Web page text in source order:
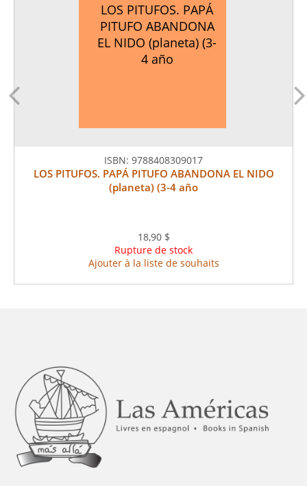
LOS PITUFOS. PAPÁ
PITUFO ABANDONA
EL NIDO (planeta) (3-
4 año
ISBN: 9788408309017
LOS PITUFOS. PAPÁ PITUFO ABANDONA EL NIDO
(planeta) (3-4 año
18,90 $
Rupture de stock
Ajouter à la liste de souhaits